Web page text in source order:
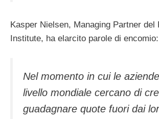
Kasper Nielsen, Managing Partner del
Institute, ha elarcito parole di encomio:
Nel momento in cui le
livello mondiale cercano di
guadagnare quote fuori dai